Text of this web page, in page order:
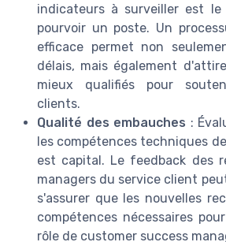
indicateurs à surveiller est
pourvoir un poste. Un
efficace permet non
délais, mais également
mieux qualifiés pour
clients.
Qualité des embauches :
les compétences techniques
est capital. Le feedback des
managers du service client
s'assurer que les nouvelles
compétences nécessaires
rôle de customer success